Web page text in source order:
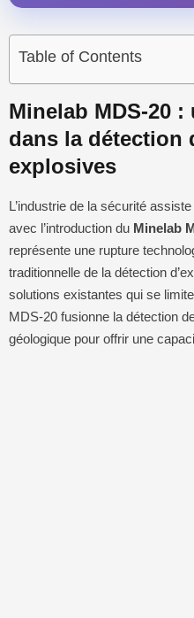
Table of Contents
Minelab MDS-20
dans la détection
explosives
L’industrie de la sécurité
avec l’introduction du Minelab
représente une rupture
traditionnelle de la détection
solutions existantes qui se
MDS-20 fusionne la détection
géologique pour offrir une